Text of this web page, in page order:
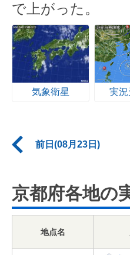
で上がった。
気象衛星 実況
前日(08月23日)
京都府各地の
地点名